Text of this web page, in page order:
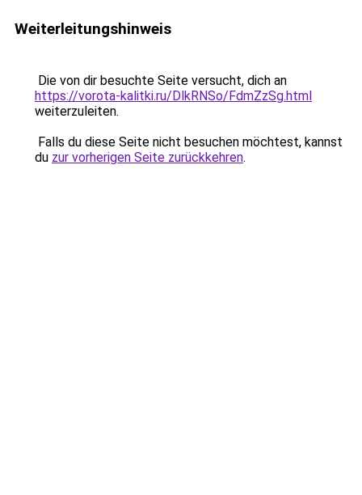
Weiterleitungshinweis
Die von dir besuchte Seite versucht, dich an
https://vorota-kalitki.ru/DlkRNSo/FdmZzSg.html
weiterzuleiten.
Falls du diese Seite nicht besuchen möchtest, kannst
du zur vorherigen Seite zurückkehren.